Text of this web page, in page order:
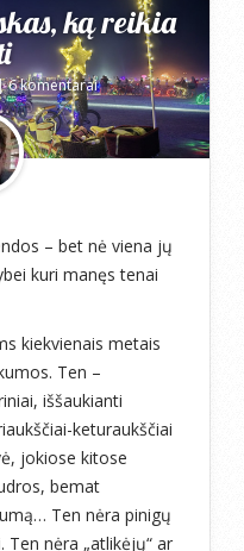
ką reikia
6 komentarai
– bet nė viena jų
kuri manęs tenai
kiekvienais metais
Ten –
iššaukianti
keturaukščiai
jokiose kitose
bemat
Ten nėra pinigų
Ten nėra „atlikėjų“ ar